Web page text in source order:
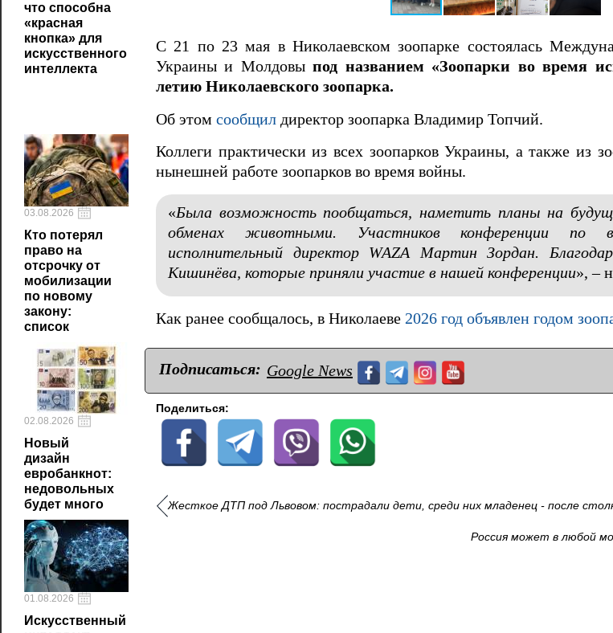
что способна
«красная
кнопка» для
искусственного
интеллекта
03.08.2026
Кто потерял
право на
отсрочку от
мобилизации
по новому
закону:
список
02.08.2026
Новый
дизайн
евробанкнот:
недовольных
будет много
01.08.2026
Искусственный
С 21 по 23 мая в Николаевском зоопарке состоялась
Украины и Молдовыпод названием «Зоопарки во время
летию Николаевского зоопарка.
Об этом сообщил директор зоопарка Владимир Топчий.
Коллеги практически из всех зоопарков Украины, а также из
нынешней работе зоопарков во время войны.
«Была возможность пообщаться, наметить планы на
обменах животными. Участников конференции по
исполнительный директор WAZA Мартин Зордан.
Кишинёва, которые приняли участие в нашей конференции», –
Как ранее сообщалось, в Николаеве 2026 год объявлен годом
Подписаться: Google News
Поделиться:
Жесткое ДТП под Львовом: пострадали дети, среди них младенец - после
Россия может в любой